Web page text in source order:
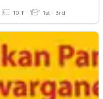
10 T 1st - 3rd